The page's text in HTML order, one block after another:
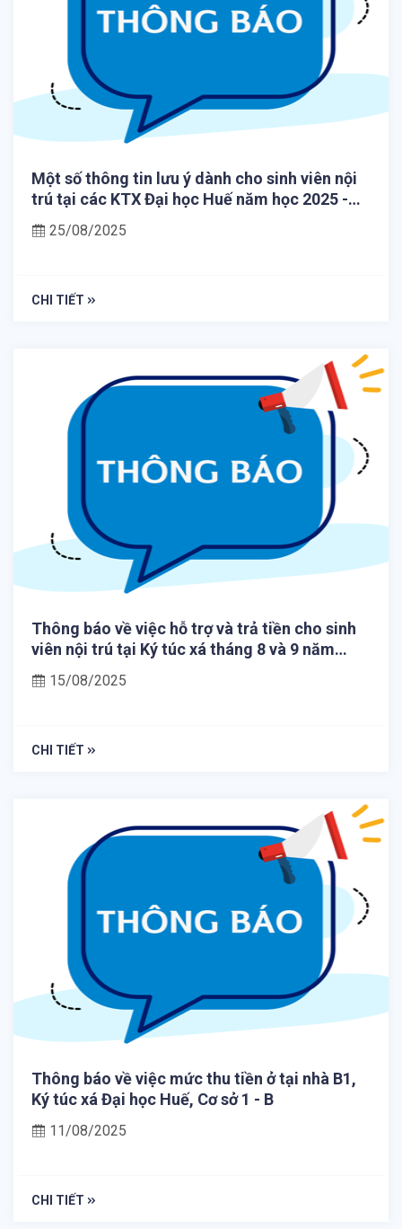
Một số thông tin lưu ý dành cho sinh viên nội
trú tại các KTX Đại học Huế năm học 2025 -
2026
25/08/2025
CHI TIẾT
Thông báo về việc hỗ trợ và trả tiền cho sinh
viên nội trú tại Ký túc xá tháng 8 và 9 năm
2025
15/08/2025
CHI TIẾT
Thông báo về việc mức thu tiền ở tại nhà B1,
Ký túc xá Đại học Huế, Cơ sở 1 - B
11/08/2025
CHI TIẾT